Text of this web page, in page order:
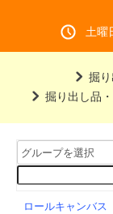
土曜
掘
掘り出し品
ロールキャンバス